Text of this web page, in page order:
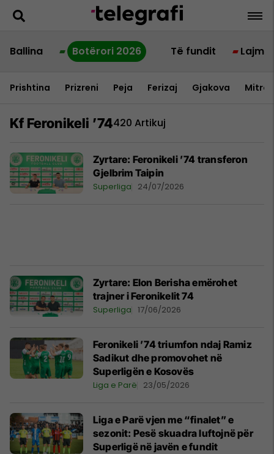
Ballina Botërori 2026 Të fundit Lajme
Prishtina Prizreni Peja Ferizaj Gjakova
Kf Feronikeli ’74420 Artikuj
Zyrtare: Feronikeli ’74 transferon
Gjelbrim Taipin
Superliga 24/07/2026
Zyrtare: Elon Berisha emërohet
trajner i Feronikelit 74
Superliga 17/06/2026
Feronikeli ’74 triumfon ndaj Ramiz
Sadikut dhe promovohet në
Superligën e Kosovës
Liga e Parë 23/05/2026
Liga e Parë vjen me “finalet” e
sezonit: Pesë skuadra luftojnë për
Superligë në javën e fundit